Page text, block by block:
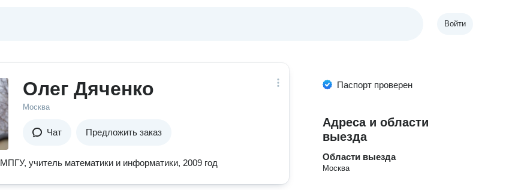
Войти
Олег Дяченко
Москва
Чат Предложить заказ
МПГУ, учитель математики и информатики, 2009 год
Паспорт проверен
Адреса и области
выезда
Области выезда
Москва